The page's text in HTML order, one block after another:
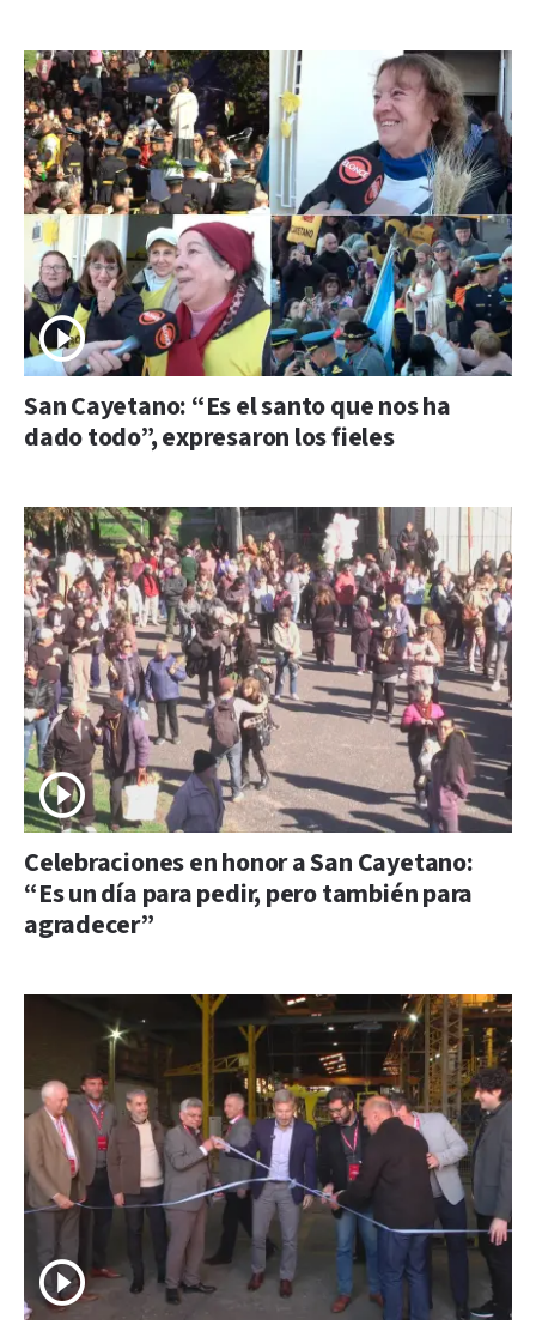
San Cayetano: “Es el santo que nos ha
dado todo”, expresaron los fieles
Celebraciones en honor a San Cayetano:
“Es un día para pedir, pero también para
agradecer”